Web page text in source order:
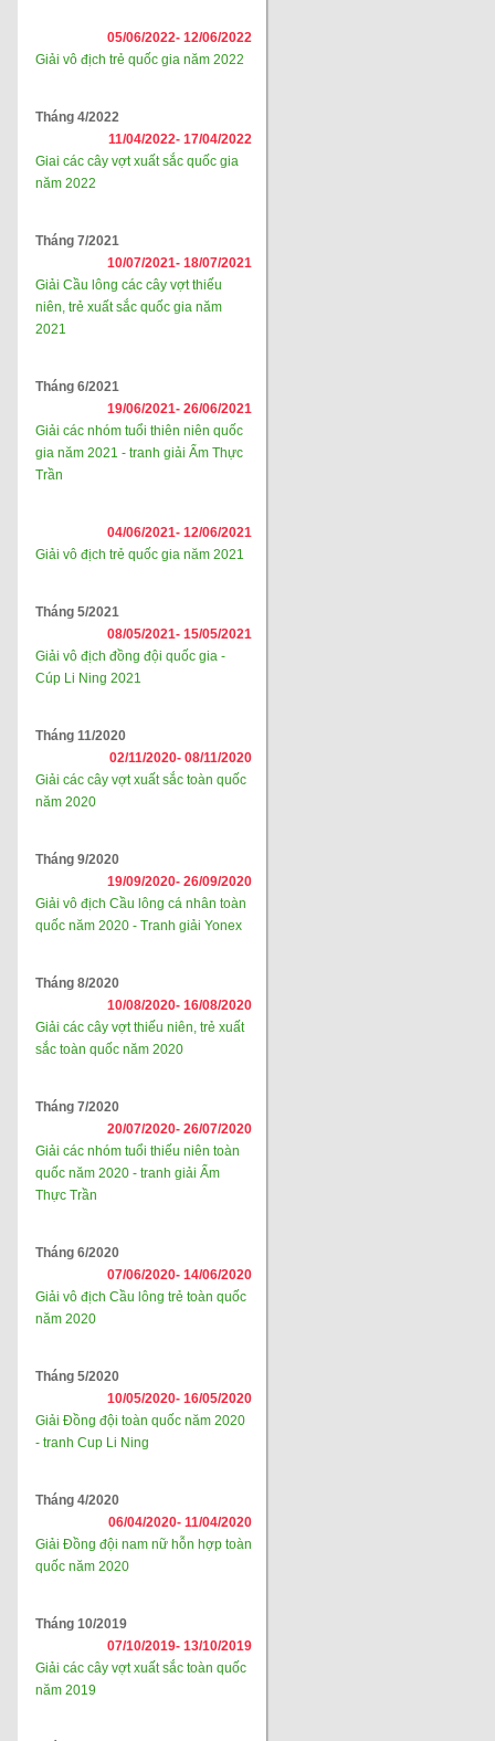
05/06/2022- 12/06/2022
Giải vô địch trẻ quốc gia năm 2022
Tháng 4/2022
11/04/2022- 17/04/2022
Giai các cây vợt xuất sắc quốc gia
năm 2022
Tháng 7/2021
10/07/2021- 18/07/2021
Giải Cầu lông các cây vợt thiếu
niên, trẻ xuất sắc quốc gia năm
2021
Tháng 6/2021
19/06/2021- 26/06/2021
Giải các nhóm tuổi thiên niên quốc
gia năm 2021 - tranh giải Ẩm Thực
Trần
04/06/2021- 12/06/2021
Giải vô địch trẻ quốc gia năm 2021
Tháng 5/2021
08/05/2021- 15/05/2021
Giải vô địch đồng đội quốc gia -
Cúp Li Ning 2021
Tháng 11/2020
02/11/2020- 08/11/2020
Giải các cây vợt xuất sắc toàn quốc
năm 2020
Tháng 9/2020
19/09/2020- 26/09/2020
Giải vô địch Cầu lông cá nhân toàn
quốc năm 2020 - Tranh giải Yonex
Tháng 8/2020
10/08/2020- 16/08/2020
Giải các cây vợt thiếu niên, trẻ xuất
sắc toàn quốc năm 2020
Tháng 7/2020
20/07/2020- 26/07/2020
Giải các nhóm tuổi thiếu niên toàn
quốc năm 2020 - tranh giải Ẩm
Thực Trần
Tháng 6/2020
07/06/2020- 14/06/2020
Giải vô địch Cầu lông trẻ toàn quốc
năm 2020
Tháng 5/2020
10/05/2020- 16/05/2020
Giải Đồng đội toàn quốc năm 2020
- tranh Cup Li Ning
Tháng 4/2020
06/04/2020- 11/04/2020
Giải Đồng đội nam nữ hỗn hợp toàn
quốc năm 2020
Tháng 10/2019
07/10/2019- 13/10/2019
Giải các cây vợt xuất sắc toàn quốc
năm 2019